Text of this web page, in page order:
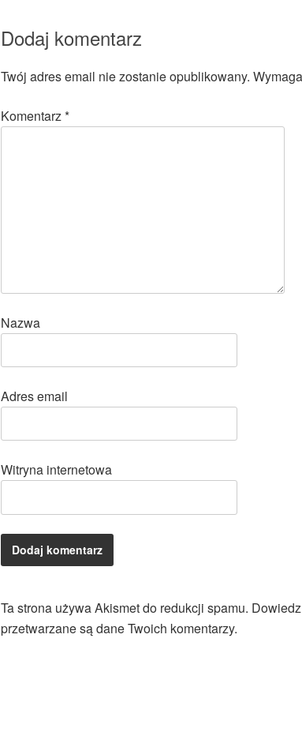
Dodaj komentarz
Twój adres email nie zostanie opublikowany.
Komentarz*
Nazwa
Adres email
Witryna internetowa
Ta strona używa Akismet do redukcji spamu.
przetwarzane są dane Twoich komentarzy.